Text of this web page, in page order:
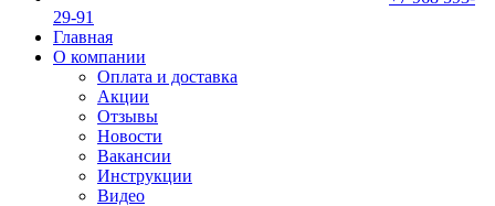
29-91
Главная
О компании
Оплата и доставка
Акции
Отзывы
Новости
Вакансии
Инструкции
Видео